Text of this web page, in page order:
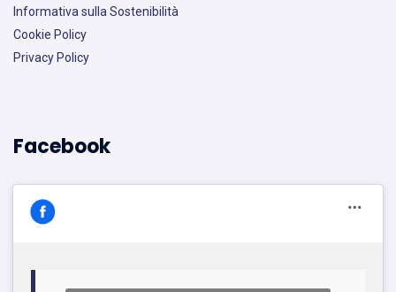
Informativa sulla Sostenibilità
Cookie Policy
Privacy Policy
Facebook